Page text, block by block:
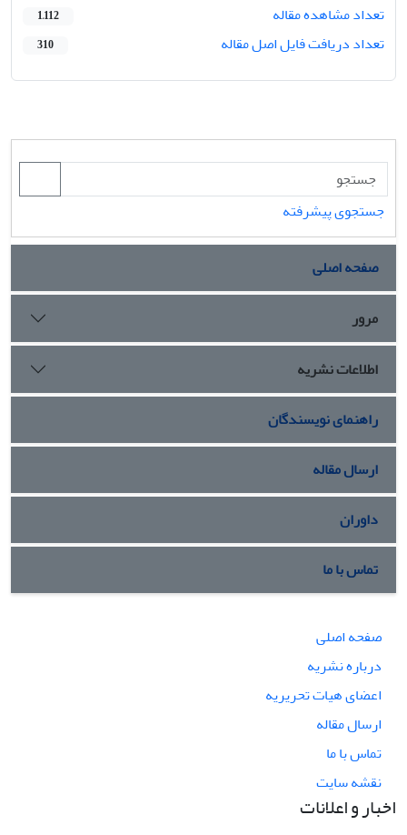
تعداد مشاهده مقاله
1,112
تعداد دریافت فایل اصل مقاله 310
جستجوی پیشرفته
صفحه اصلی
مرور
اطلاعات نشریه
راهنمای نویسندگان
ارسال مقاله
داوران
تماس با ما
صفحه اصلی
درباره نشریه
اعضای هیات تحریریه
ارسال مقاله
تماس با ما
نقشه سایت
اخبار و اعلانات